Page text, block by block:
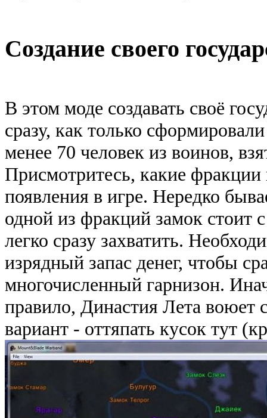
Создание своего
В этом моде создавать своё
сразу, как только
менее 70 человек из воинов,
Присмотритесь, какие
появления в игре. Нередко
одной из фракций замок стоит
легко сразу захватить.
изрядный запас денег, чтобы
многочисленный гарнизон.
правило, Династия Лета воюет
вариант - оттяпать кусок тут